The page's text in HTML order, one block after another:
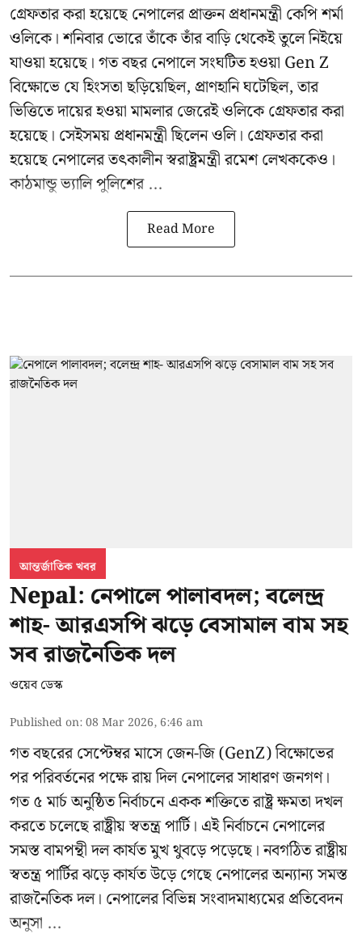
গ্রেফতার করা হয়েছে নেপালের প্রাক্তন প্রধানমন্ত্রী কেপি শর্মা
ওলিকে। শনিবার ভোরে তাঁকে তাঁর বাড়ি থেকেই তুলে নিইয়ে
যাওয়া হয়েছে। গত বছর নেপালে সংঘটিত হওয়া Gen Z
বিক্ষোভে যে হিংসতা ছড়িয়েছিল, প্রাণহানি ঘটেছিল, তার
ভিত্তিতে দায়ের হওয়া মামলার জেরেই ওলিকে গ্রেফতার করা
হয়েছে। সেইসময় প্রধানমন্ত্রী ছিলেন ওলি। গ্রেফতার করা
হয়েছে নেপালের তৎকালীন স্বরাষ্ট্রমন্ত্রী রমেশ লেখককেও।
কাঠমান্ডু ভ্যালি পুলিশের ...
Read More
আন্তর্জাতিক খবর
Nepal: নেপালে পালাবদল; বলেন্দ্র
শাহ- আরএসপি ঝড়ে বেসামাল বাম সহ
সব রাজনৈতিক দল
ওয়েব ডেস্ক
Published on:08 Mar 2026, 6:46 am
গত বছরের সেপ্টেম্বর মাসে জেন-জি (GenZ) বিক্ষোভের
পর পরিবর্তনের পক্ষে রায় দিল নেপালের সাধারণ জনগণ।
গত ৫ মার্চ অনুষ্ঠিত নির্বাচনে একক শক্তিতে রাষ্ট্র ক্ষমতা দখল
করতে চলেছে রাষ্ট্রীয় স্বতন্ত্র পার্টি। এই নির্বাচনে নেপালের
সমস্ত বামপন্থী দল কার্যত মুখ থুবড়ে পড়েছে। নবগঠিত রাষ্ট্রীয়
স্বতন্ত্র পার্টির ঝড়ে কার্যত উড়ে গেছে নেপালের অন্যান্য সমস্ত
রাজনৈতিক দল। নেপালের বিভিন্ন সংবাদমাধ্যমের প্রতিবেদন
অনুসা ...